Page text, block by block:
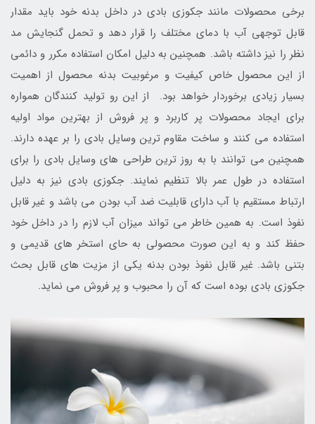
برخی محصولات مانند جکوزی بادی در داخل بدنه خود باید مقدار
قابل توجهی آب با دمای مختلف را قرار دهد و تحمل گنجایش مد
نظر را نیز داشته باشد. همچنین به دلیل امکان استفاده مکرر و دائمی
از این محصول خاص کیفیت و مرغوبیت بدنه محصول از اهمیت
بسیار زیادی برخوردار خواهد بود. از این رو تولید کنندگان همواره
برای ایجاد محصولات پر کاربرد و پر فروش از بهترین مواد اولیه
استفاده می کنند و ساخت مقاوم ترین وسایل بادی را بر عهده دارند.
همچنین می توانند با به روز ترین طراحی های وسایل بادی را برای
استفاده در طول عمر بالا تنظیم نمایند. جکوزی بادی نیز به دلیل
ارتباط مستقیم با آب دارای قابلیت ضد آب بودن می باشد و غیر قابل
نفوذ است. به همین خاطر می تواند میزان آب لازم را در داخل خود
حفظ کند و به این صورت محصولی به حای استخر های قدیمی و
بتنی باشد. غیر قابل نفوذ بودن بدنه یکی از مزیت های قابل بحث
جکوزی بادی بوده است که آن را محبوب و پر فروش می نماید.